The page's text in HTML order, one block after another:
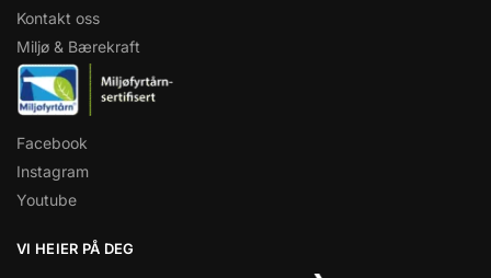
Kontakt oss
Miljø & Bærekraft
Facebook
Instagram
Youtube
VI HEIER PÅ DEG